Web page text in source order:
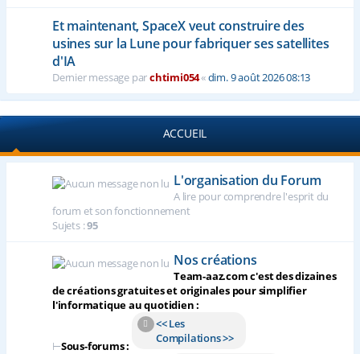
Et maintenant, SpaceX veut construire des
usines sur la Lune pour fabriquer ses satellites
d'IA
Dernier message parchtimi054«dim. 9 août 2026 08:13
ACCUEIL
L'organisation du Forum
A lire pour comprendre l'esprit du
forum et son fonctionnement
Sujets :95
Nos créations
Team-aaz.com c'est des dizaines
de créations gratuites et originales pour simplifier
l'informatique au quotidien :
⊢Sous-forums :
<< Les
Compilations >>